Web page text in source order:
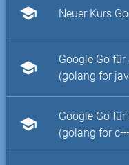
school Neuer Kurs
school
Google Go
(golang for
school
Google Go
(golang for